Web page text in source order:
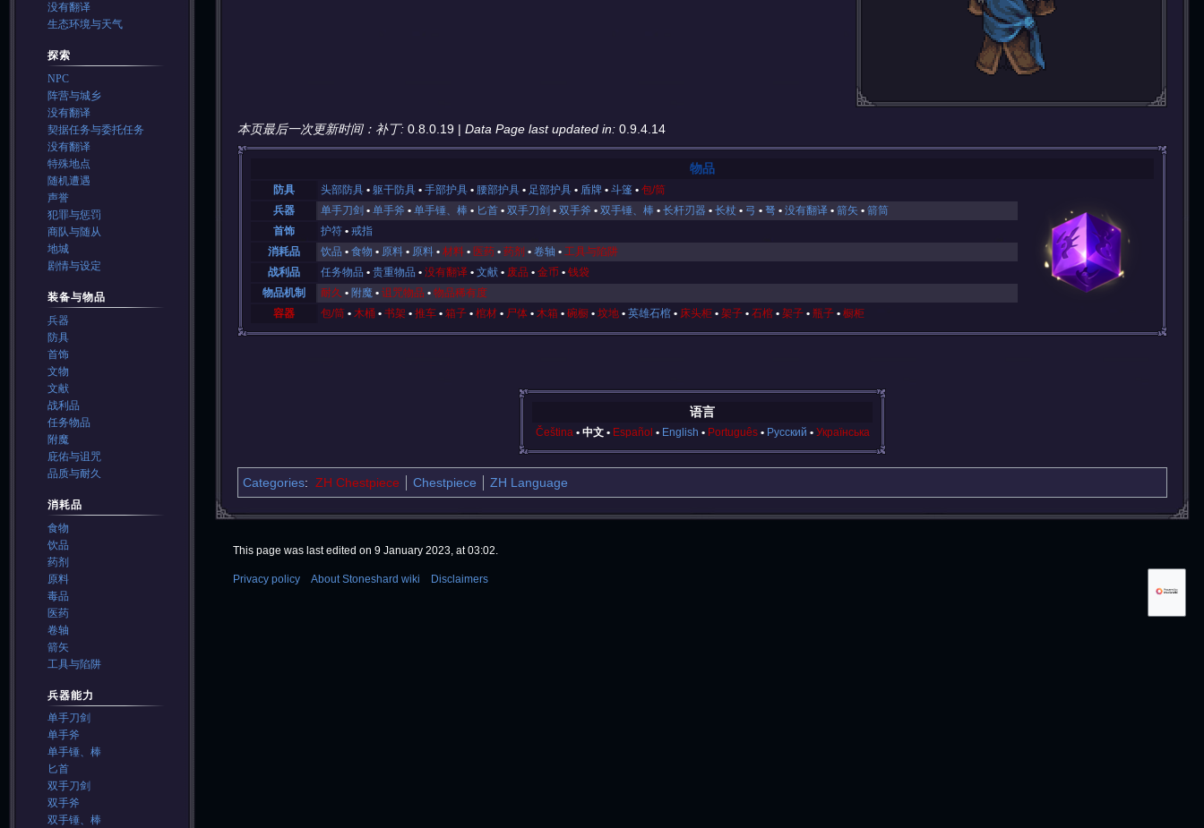
本页最后一次更新时间：补丁: 0.8.0.19 | Data Page last updated in: 0.9.4.14
物品
防具 头部防具 躯干防具 手部护具 腰部护具 足部护具 盾牌 斗篷
包/筒
兵器
单手刀剑 单手斧 单手锤、棒 匕首 双手刀剑 双手斧 双手锤、棒 长杆刃器 长杖 弓 弩 没有翻译 箭矢
箭筒
首饰
护符
戒指
消耗品
饮品 食物 原料 原料 材料 医药 药剂 卷轴
工具与陷阱
战利品
任务物品 贵重物品 没有翻译 文献 废品 金币
钱袋
物品机制
耐久 附魔 诅咒物品
物品稀有度
容器
包/筒 木桶 书架 推车 箱子 棺材 尸体 木箱 碗橱 坟地 英雄石棺 床头柜 架子 石棺 架子 瓶子 橱柜
语言
Čeština 中文 Español English Português Русский Українська
Categories: ZH Chestpiece Chestpiece ZH Language
没有翻译
生态环境与天气
探索
NPC
阵营与城乡
没有翻译
契据任务与委托任务
没有翻译
特殊地点
随机遭遇
声誉
犯罪与惩罚
商队与随从
地城
剧情与设定
装备与物品
兵器
防具
首饰
文物
文献
战利品
任务物品
附魔
庇佑与诅咒
品质与耐久
消耗品
食物
饮品
药剂
原料
毒品
医药
卷轴
箭矢
工具与陷阱
兵器能力
单手刀剑
单手斧
单手锤、棒
匕首
双手刀剑
双手斧
双手锤、棒
This page was last edited on 9 January 2023, at 03:02.
Privacy policy About Stoneshard wiki Disclaimers